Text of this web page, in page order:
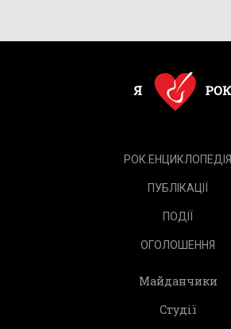
РОК.ЕНЦИКЛОПЕДІЯ
ПУБЛІКАЦІЇ
ПОДІЇ
ОГОЛОШЕННЯ
Майданчики
Студії